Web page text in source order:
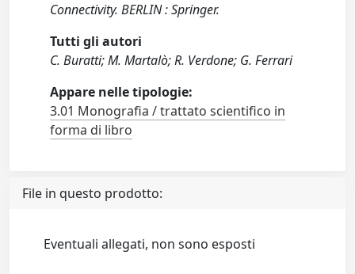
Connectivity. BERLIN : Springer.
Tutti gli autori
C. Buratti; M. Martalò; R. Verdone; G. Ferrari
Appare nelle tipologie:
3.01 Monografia / trattato scientifico in
forma di libro
File in questo prodotto:
Eventuali allegati, non sono esposti